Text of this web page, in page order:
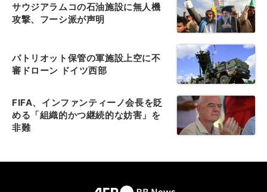
サウジアラムコの石油施設に無人機
攻撃、フーシ派が声明
パトリオット保管の軍施設上空に不
審ドローン ドイツ西部
FIFA、インファンティーノ会長を貶
める「組織的かつ継続的な妨害」を
非難